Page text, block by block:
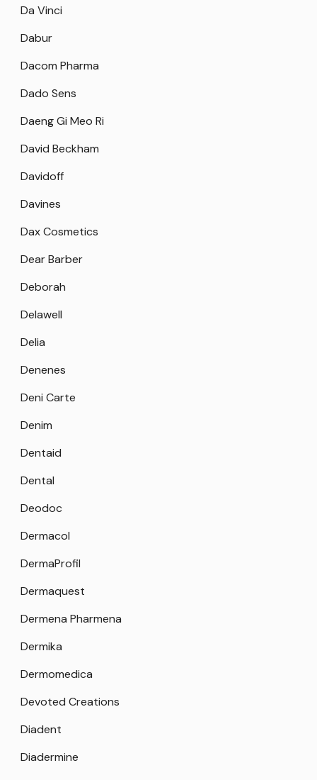
Da Vinci
Dabur
Dacom Pharma
Dado Sens
Daeng Gi Meo Ri
David Beckham
Davidoff
Davines
Dax Cosmetics
Dear Barber
Deborah
Delawell
Delia
Denenes
Deni Carte
Denim
Dentaid
Dental
Deodoc
Dermacol
DermaProfil
Dermaquest
Dermena Pharmena
Dermika
Dermomedica
Devoted Creations
Diadent
Diadermine